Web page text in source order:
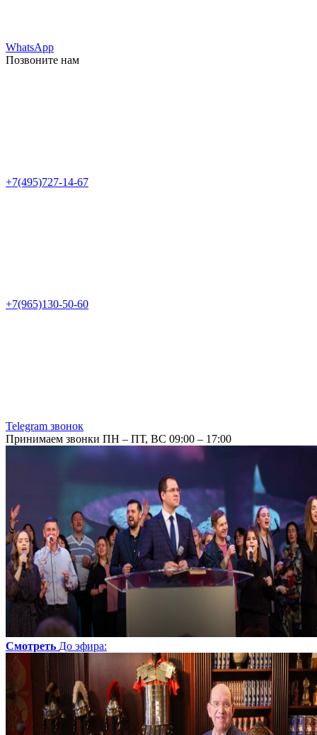
WhatsApp
Позвоните нам
+7(495)727-14-67
+7(965)130-50-60
Telegram звонок
Принимаем звонки ПН – ПТ, ВС 09:00 – 17:00
Смотреть До эфира: